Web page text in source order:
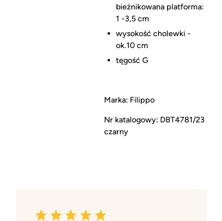
bieżnikowana platforma:
1 -3,5 cm
wysokość cholewki -
ok.10 cm
tęgość G
Marka: Filippo
Nr katalogowy: DBT4781/23
czarny